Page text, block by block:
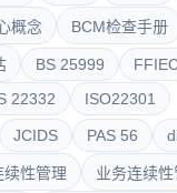
概念 BCM检查手册
BS 25999
22332 ISO22301
JCIDS PAS 56
续性管理 业务连续